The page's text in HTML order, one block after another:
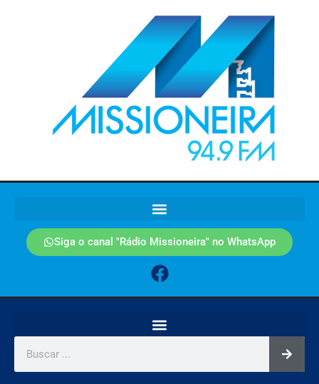
Siga o canal "Rádio Missioneira" no WhatsApp